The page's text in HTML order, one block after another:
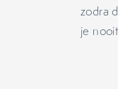
zodra
je